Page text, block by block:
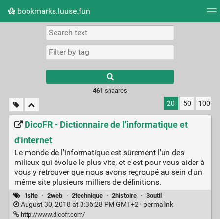
bookmarks.luuse.fun
Picture wall
results.
461 shaares
20 50 100
DicoFR - Dictionnaire de l'informatique et
d'internet
Le monde de l'informatique est sûrement l'un des
milieux qui évolue le plus vite, et c'est pour vous aider à
vous y retrouver que nous avons regroupé au sein d'un
même site plusieurs milliers de définitions.
1site · 2web · 2technique · 2histoire · 3outil
August 30, 2018 at 3:36:28 PM GMT+2 · permalink
http://www.dicofr.com/